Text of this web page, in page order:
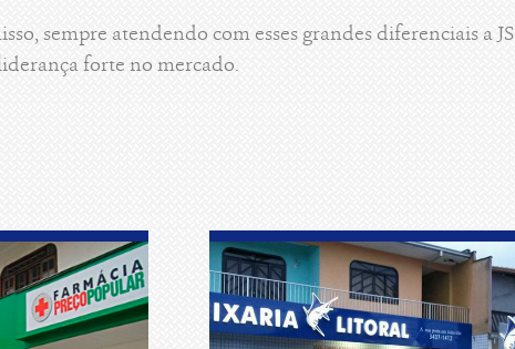
sempre atendendo com esses grandes diferenciais a JS
forte no mercado.